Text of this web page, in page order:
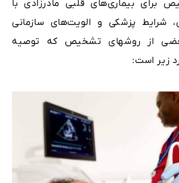
برای بیماری‌های قلبی مادرزادی با
شرایط پزشکی و الویت‌های سازمانی
از روشهای تشخیص که توصیه
زیر است: